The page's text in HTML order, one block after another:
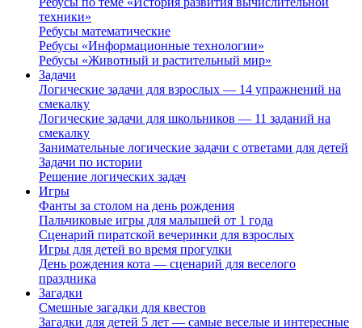
техники»
Ребусы математические
Ребусы «Информационные технологии»
Ребусы «Животный и растительный мир»
Задачи
Логические задачи для взрослых — 14 упражнений на
смекалку
Логические задачи для школьников — 11 заданий на
смекалку
Занимательные логические задачи с ответами для детей
Задачи по истории
Решение логических задач
Игры
Фанты за столом на день рождения
Пальчиковые игры для малышей от 1 года
Сценарий пиратской вечеринки для взрослых
Игры для детей во время прогулки
День рождения кота — сценарий для веселого
праздника
Загадки
Смешные загадки для квестов
Загадки для детей 5 лет — самые веселые и интересные